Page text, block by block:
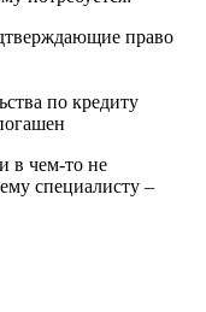
право
по кредиту
в чем-то не
специалисту ­–